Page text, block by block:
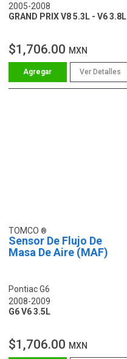
2005-2008
GRAND PRIX V8 5.3L - V6 3.8L
$1,706.00 MXN
Ver Detalles
TOMCO
Sensor De Flujo De
Masa De Aire (MAF)
Pontiac G6
2008-2009
G6 V6 3.5L
$1,706.00 MXN